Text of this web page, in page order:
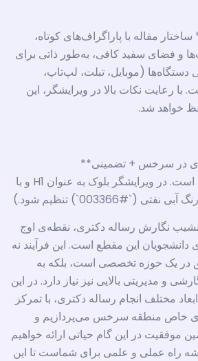
مقاله با پاراگراف‌های کوتاه،
و فضای سفید کافی، به‌طور ذاتی برای
(موبایل، تبلت، لپ‌تاپ،
با رعایت نکات بالا در ویرایشگر، این
خواهد شد.
(این عنوان اصلی مقاله است. در ویرایشگر بلوک به عنوان H1 و با
تنظیم شود.)
نگارش رساله دکتری، نقطه‌ی اوج
این مقطع است. این فرآیند نه
در یک حوزه تخصصی است، بلکه به
و مدیریتی بالایی نیز نیاز دارد. در این
مختلف انجام رساله دکتری، با تمرکز
خاص منطقه سرخس می‌پردازیم و
موفقیت در این گام حیاتی ارائه خواهیم
راه عملی و علمی برای شماست تا این